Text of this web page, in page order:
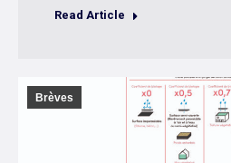
Read Article
Brèves